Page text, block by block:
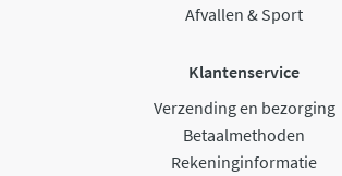
Afvallen & Sport
Klantenservice
Verzending en bezorging
Betaalmethoden
Rekeninginformatie